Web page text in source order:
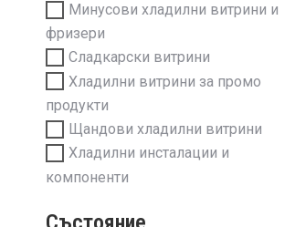
Минусови хладилни витрини и
фризери
Сладкарски витрини
Хладилни витрини за промо
продукти
Щандови хладилни витрини
Хладилни инсталации и
компоненти